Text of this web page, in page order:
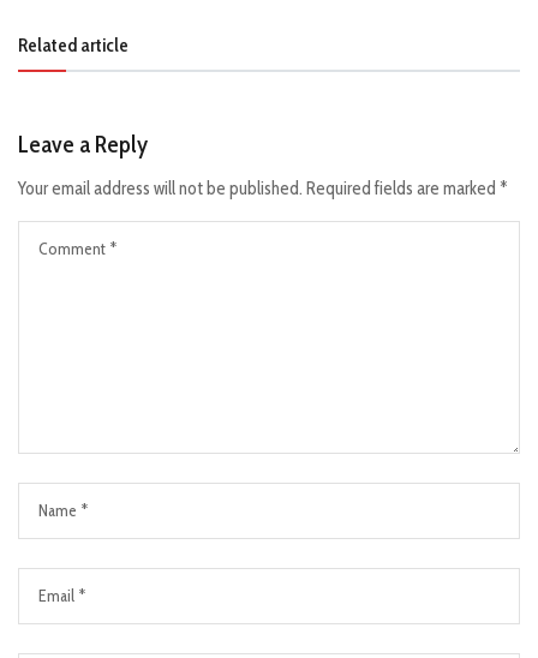
Related article
Leave a Reply
Your email address will not be published. Required fields are marked *